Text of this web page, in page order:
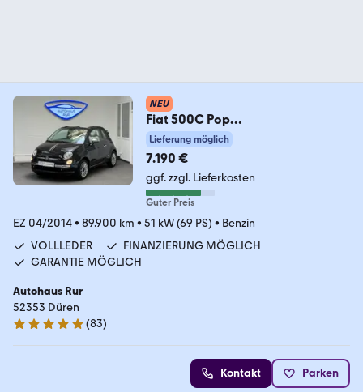
NEU
Fiat 500C Pop
Star/LEDER/KLIMA/Zahnriemen
Neu
Lieferung möglich
7.190 €
ggf. zzgl. Lieferkosten
Guter Preis
EZ 04/2014• 89.900 km • 51 kW (69 PS) • Benzin
VOLLLEDER
FINANZIERUNG MÖGLICH
GARANTIE MÖGLICH
Autohaus Rur
52353 Düren
4.8 Sterne
(83)
Kontakt Parken